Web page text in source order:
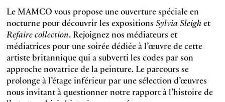
Le MAMCO vous propose une ouverture spéciale en
nocturne pour découvrir les expositions Sylvia Sleighet
Refaire collection. Rejoignez nos médiateurs et
médiatrices pour une soirée dédiée à l’œuvre de cette
artiste britannique qui a subverti les codes par son
approche novatrice de la peinture. Le parcours se
prolonge à l’étage inférieur par une sélection d’œuvres
nous invitant à questionner notre rapport à l’histoire de